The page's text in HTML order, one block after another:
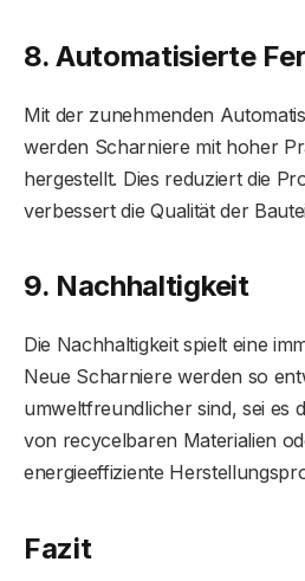
8. Automatisierte
Mit der zunehmenden
werden Scharniere mit hoher
hergestellt. Dies reduziert die
verbessert die Qualität der
9. Nachhaltigkeit
Die Nachhaltigkeit spielt eine
Neue Scharniere werden so
umweltfreundlicher sind, sei es
von recycelbaren Materialien
energieeffiziente
Fazit